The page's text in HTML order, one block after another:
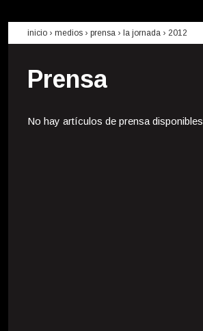
inicio › medios › prensa › la jornada › 2012
Prensa
No hay artículos de prensa disponibles